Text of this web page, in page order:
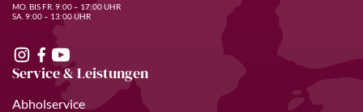
MO. BIS FR. 9:00 – 17:00 UHR
SA. 9:00 – 13:00 UHR
Service & Leistungen
Abholservice